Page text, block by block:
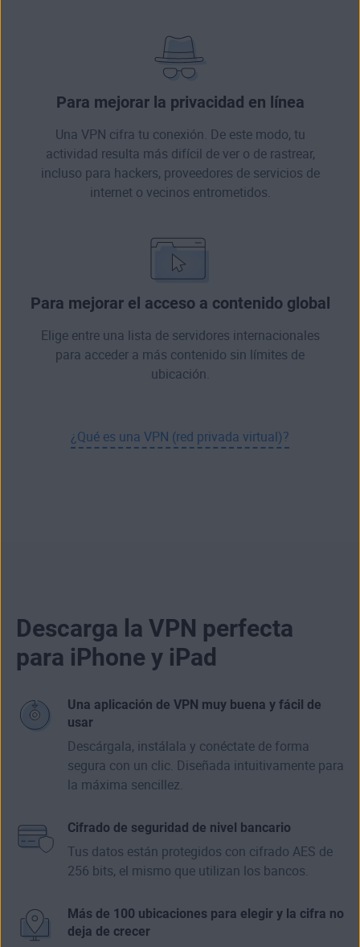
Para mejorar la privacidad en línea
Una VPN cifra tu conexión. De este modo, tu
actividad resulta más difícil de ver o de rastrear,
incluso para hackers, proveedores de servicios de
internet o vecinos entrometidos.
Para mejorar el acceso a contenido global
Elige entre una lista de servidores internacionales
para acceder a más contenido sin límites de
ubicación.
¿Qué es una VPN (red privada virtual)?
Descarga la VPN perfecta
para iPhone y iPad
Una aplicación de VPN muy buena y fácil de
usar
Descárgala, instálala y conéctate de forma
segura con un clic. Diseñada intuitivamente para
la máxima sencillez.
Cifrado de seguridad de nivel bancario
Tus datos están protegidos con cifrado AES de
256 bits, el mismo que utilizan los bancos.
Más de 100 ubicaciones para elegir y la cifra no
deja de crecer